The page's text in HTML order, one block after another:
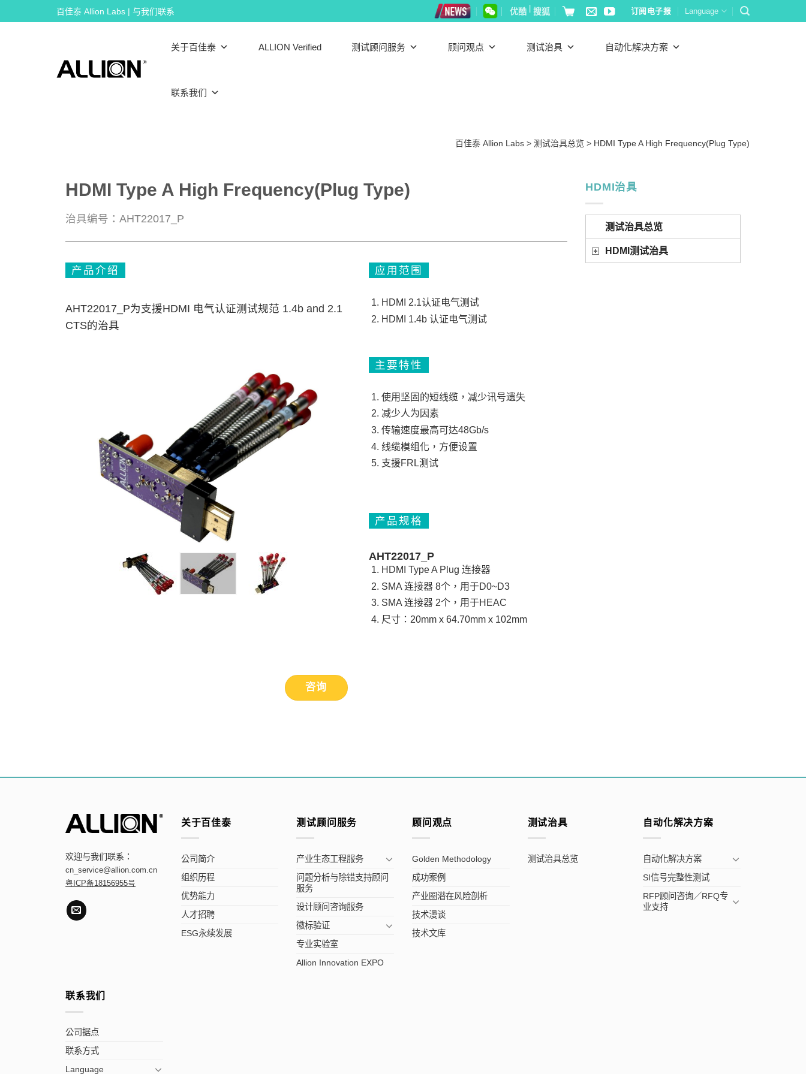
to
百佳泰 Allion Labs | 与我们联系 优酷| 搜狐 订阅电子报 Language
关于百佳泰 ALLION Verified 测试顾问服务 顾问观点 测试治具 自动化解决方案
联系我们
百佳泰 Allion Labs> 测试治具总览 > HDMI Type A High Frequency(Plug Type)
HDMI Type A High Frequency(Plug Type)
治具编号：AHT22017_P
产品介绍
AHT22017_P为支援HDMI 电气认证测试规范 1.4b and 2.1
CTS的治具
应用范围
HDMI 2.1认证电气测试
HDMI 1.4b 认证电气测试
主要特性
使用坚固的短线缆，减少讯号遗失
减少人为因素
传输速度最高可达48Gb/s
线缆模组化，方便设置
支援FRL测试
产品规格
AHT22017_P
HDMI Type A Plug 连接器
SMA 连接器 8个，用于D0~D3
SMA 连接器 2个，用于HEAC
尺寸：20mm x 64.70mm x 102mm
咨询
HDMI治具
测试治具总览
HDMI测试治具
欢迎与我们联系：
cn_service@allion.com.cn
粤ICP备18156955号
关于百佳泰
公司简介
组织历程
优势能力
人才招聘
ESG永续发展
测试顾问服务
产业生态工程服务
问题分析与除错支持顾问
服务
设计顾问咨询服务
徽标验证
专业实验室
Allion Innovation EXPO
顾问观点
Golden Methodology
成功案例
产业圈潜在风险剖析
技术漫谈
技术文库
测试治具
测试治具总览
自动化解决方案
自动化解决方案
SI信号完整性测试
RFP顾问咨询／RFQ专
业支持
联系我们
公司据点
联系方式
Language